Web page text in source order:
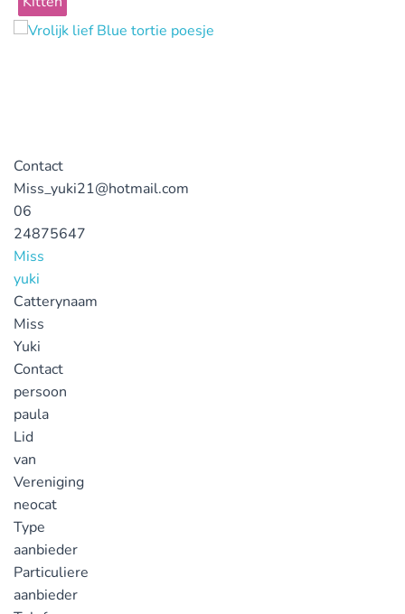
Contact
Miss_yuki21@hotmail.com
06
24875647
Miss
yuki
Catterynaam
Miss
Yuki
Contact
persoon
paula
Lid
van
Vereniging
neocat
Type
aanbieder
Particuliere
aanbieder